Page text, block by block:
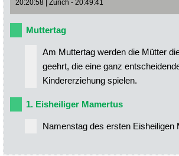
20:20:58 | Zürich - 20:49:41
Muttertag
Am Muttertag werden die Mütter
geehrt, die eine ganz
Kindererziehung spielen.
1. Eisheiliger Mamertus
Namenstag des ersten Eisheiligen